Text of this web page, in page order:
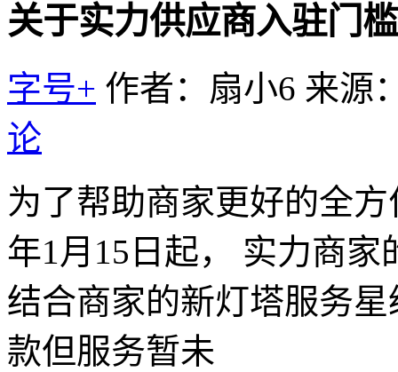
关于实力供应商入驻门
字号+ 作者：扇小6 来源
论
为了帮助商家更好的全
年1月15日起， 实力商
结合商家的新灯塔服务
款但服务暂未